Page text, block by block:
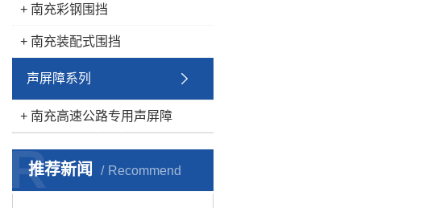
+ 南充彩钢围挡
+ 南充装配式围挡
声屏障系列
+ 南充高速公路专用声屏障
推荐新闻 Recommend
R